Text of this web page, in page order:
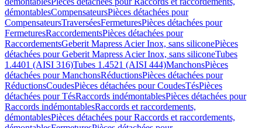
démontablesCompensateursPièces détachées pour
CompensateursTraverséesFermeturesPièces détachées pour
FermeturesRaccordementsPièces détachées pour
RaccordementsGeberit Mapress Acier Inox, sans siliconePièces
détachées pour Geberit Mapress Acier Inox, sans siliconeTubes
1.4401 (AISI 316)Tubes 1.4521 (AISI 444)ManchonsPièces
détachées pour ManchonsRéductionsPièces détachées pour
RéductionsCoudesPièces détachées pour CoudesTésPièces
détachées pour TésRaccords indémontablesPièces détachées pour
Raccords indémontablesRaccords et raccordements,
démontablesPièces détachées pour Raccords et raccordements,